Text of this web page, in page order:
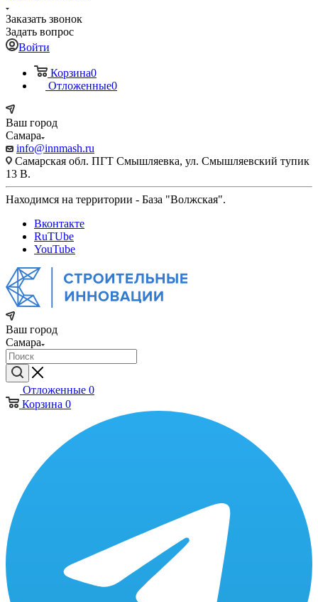
Заказать звонок
Задать вопрос
Войти
Корзина0
Отложенные0
Ваш город
Самара
info@innmash.ru
Самарская обл. ПГТ Смышляевка, ул. Смышляевский тупик
13 В.
Находимся на территории - База "Волжская".
Вконтакте
RuTUbe
YouTube
Ваш город
Самара
Отложенные 0
Корзина 0